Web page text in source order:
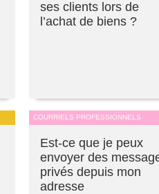
ses clients lors de
l’achat de biens ?
COURRIELS PROFESSIONNELS
Est-ce que je peux
envoyer des
privés depuis mon
adresse